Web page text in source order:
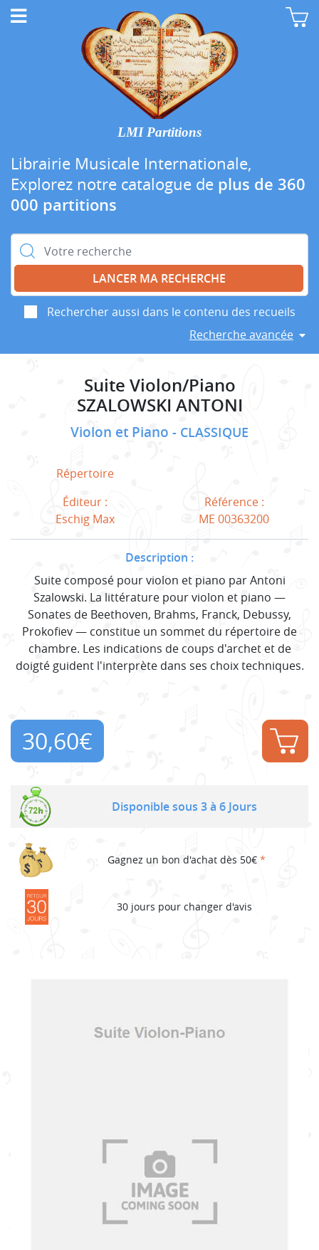
LMI Partitions
Librairie Musicale Internationale,
Explorez notre catalogue de plus de 360
000 partitions
Rechercher :
Rechercher aussi dans le contenu des recueils
Recherche avancée
Suite Violon/Piano
SZALOWSKI ANTONI
Violon et Piano CLASSIQUE
Répertoire
Éditeur :
Eschig Max
Référence :
ME 00363200
Description :
Suite composé pour violon et piano par Antoni
Szalowski. La littérature pour violon et piano —
Sonates de Beethoven, Brahms, Franck, Debussy,
Prokofiev — constitue un sommet du répertoire de
chambre. Les indications de coups d'archet et de
doigté guident l'interprète dans ses choix techniques.
30,60€
Disponible sous 3 à 6 Jours
Gagnez un bon d'achat dès 50€ *
30 jours pour changer d'avis